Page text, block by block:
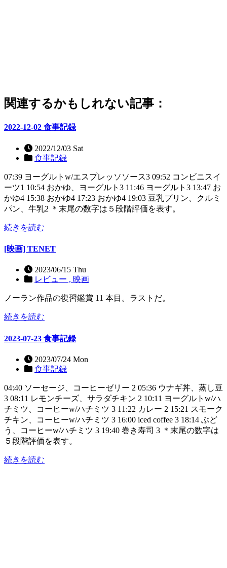
関連するかもしれない記事：
2022-12-02 食事記録
2022/12/03 Sat
食事記録
07:39 ヨーグルトw/エスプレッソソース3 09:52 コンビニスイ
ーツ1 10:54 おかゆ、ヨーグルト3 11:46 ヨーグルト3 13:47 お
かゆ4 15:38 おかゆ4 17:23 おかゆ4 19:03 豆乳プリン、クルミ
パン、牛乳2 ＊末尾の数字は５段階評価を表す。
続きを読む
[映画] TENET
2023/06/15 Thu
レビュー , 映画
ノーラン作品の復習鑑賞 11 本目。ラストだ。
続きを読む
2023-07-23 食事記録
2023/07/24 Mon
食事記録
04:40 ソーセージ、コーヒーゼリー 2 05:36 ウナギ丼、蒸し豆
3 08:11 レモンチーズ、サラダチキン 2 10:11 ヨーグルトw/ハ
チミツ、コーヒーw/ハチミツ 3 11:22 カレー 2 15:21 スモーク
チキン、コーヒーw/ハチミツ 3 16:00 iced coffee 3 18:14 ぶど
う、コーヒーw/ハチミツ 3 19:40 巻き寿司 3 ＊末尾の数字は
５段階評価を表す。
続きを読む